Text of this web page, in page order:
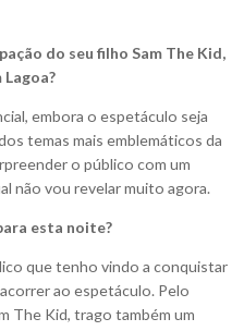
do seu filho Sam The Kid,
embora o espetáculo seja
temas mais emblemáticos da
o público com um
não vou revelar muito agora.
esta noite?
que tenho vindo a conquistar
ao espetáculo. Pelo
The Kid, trago também um